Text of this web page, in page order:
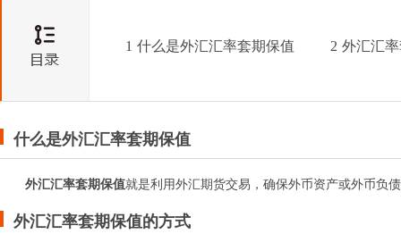
1 什么是外汇汇率套期保值 2 外汇汇
什么是外汇汇率套期保值
外汇汇率套期保值就是利用外汇期货交易，确保外币资产或外币负
外汇汇率套期保值的方式